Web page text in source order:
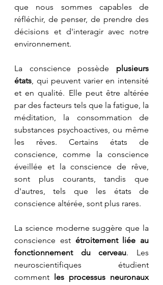
que nous sommes capables de
réfléchir, de penser, de prendre des
décisions et d'interagir avec notre
environnement.
La conscience possède plusieurs
états, qui peuvent varier en intensité
et en qualité. Elle peut être altérée
par des facteurs tels que la fatigue, la
méditation, la consommation de
substances psychoactives, ou même
les rêves. Certains états de
conscience, comme la conscience
éveillée et la conscience de rêve,
sont plus courants, tandis que
d'autres, tels que les états de
conscience altérée, sont plus rares.
La science moderne suggère que la
conscience est étroitement liée au
fonctionnement du cerveau. Les
neuroscientifiques étudient
comment les processus neuronaux